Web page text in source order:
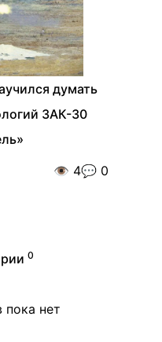
думать
ЗАК-30
👁️ 4💬 0
0
пока нет